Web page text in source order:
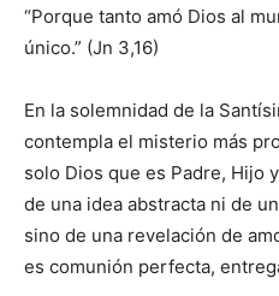
“Porque tanto amó Dios al
único.” (Jn 3,16)
En la solemnidad de la
contempla el misterio más
solo Dios que es Padre, Hijo
de una idea abstracta ni de
sino de una revelación de
es comunión perfecta,